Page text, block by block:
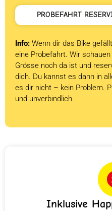
PROBEFAHRT
Info: Wenn dir das Bike
eine Probefahrt. Wir
Grösse noch da ist und
dich. Du kannst es dann in
es dir nicht – kein Problem.
und unverbindlich.
Inklusive